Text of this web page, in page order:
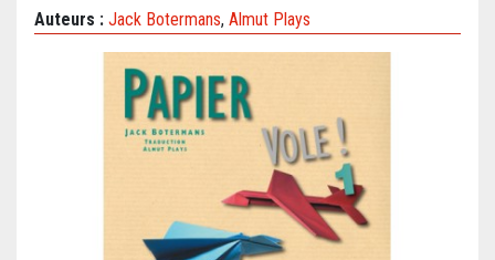
Auteurs : Jack Botermans, Almut Plays